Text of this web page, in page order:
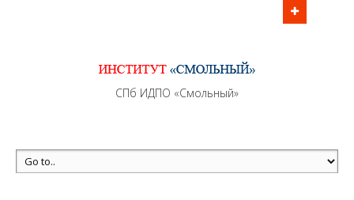
перерывов в рабочие дни с 9:00 до 21:00 МСК
MAX +7 (981) 190-30-30
mail@institutsmolnyj.ru
СПб ИДПО «Смольный»